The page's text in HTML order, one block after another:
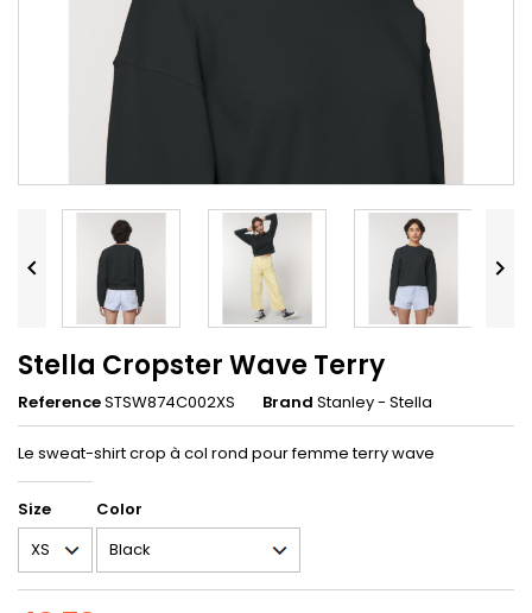
 
Stella Cropster Wave Terry
ReferenceSTSW874C002XS Brand Stanley - Stella
Le sweat-shirt crop à col rond pour femme terry wave
Size Color